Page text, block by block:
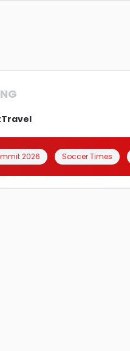
Travel
2026 Soccer Times